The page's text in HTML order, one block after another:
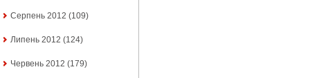
Серпень 2012 (109)
Липень 2012 (124)
Червень 2012 (179)